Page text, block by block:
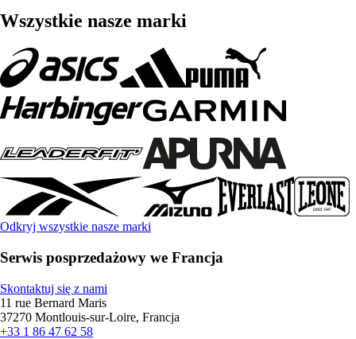
Wszystkie nasze marki
Odkryj wszystkie nasze marki
Serwis posprzedażowy we Francja
Skontaktuj się z nami
11 rue Bernard Maris
37270 Montlouis-sur-Loire, Francja
+33 1 86 47 62 58